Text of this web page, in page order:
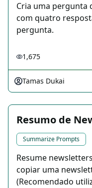
Cria uma pergunta
com quatro
pergunta.
1,675
Tamas Dukai
Resumo de
Summarize Prompts
Resume
copiar uma
(Recomendado